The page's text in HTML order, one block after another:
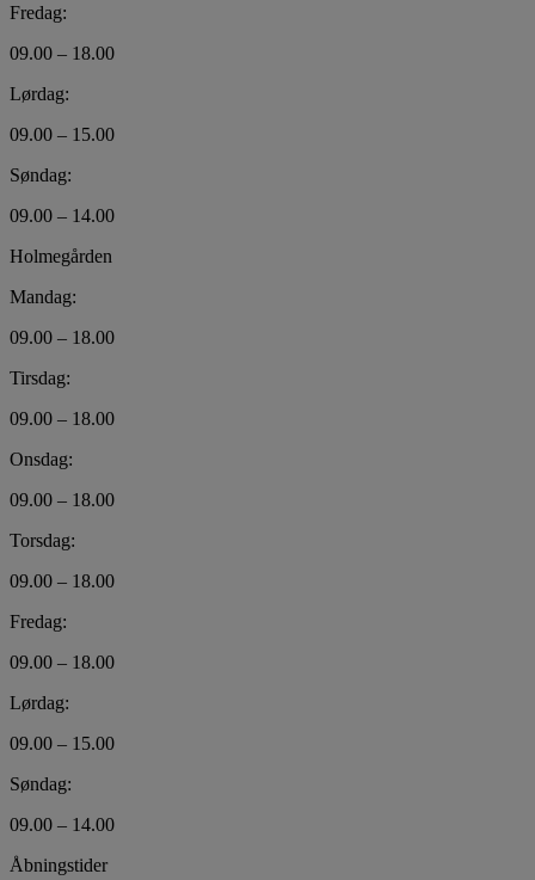
Fredag:
09.00 – 18.00
Lørdag:
09.00 – 15.00
Søndag:
09.00 – 14.00
Holmegården
Mandag:
09.00 – 18.00
Tirsdag:
09.00 – 18.00
Onsdag:
09.00 – 18.00
Torsdag:
09.00 – 18.00
Fredag:
09.00 – 18.00
Lørdag:
09.00 – 15.00
Søndag:
09.00 – 14.00
Åbningstider